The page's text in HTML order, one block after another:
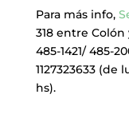
Para más info,
318 entre Colón
485-1421/ 485-
1127323633 (de
hs).